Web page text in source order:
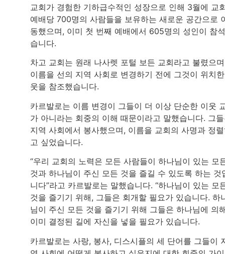
교회가 경험한 기하급수적인 성장으로 인해 3월에 교
예배당 700명의 사람들을 보유하는 새로운 공간으로
동했으며, 이미 첫 번째 예배에서 605명의 성인이 참
습니다.
차고 교회는 원래 나사렛 포털 보든 교회라고 불렸으
이름을 선의 지역 사회로 변경하기 전에 그것이 위치
웃을 참조했습니다.
카르발로는 이름 변경이 그들이 더 이상 단순한 이웃
가 아니라는 회중의 이해 때문이라고 말했습니다. 그
지역 사회에서 봉사했으며, 이름을 교회의 사명과 정
고 싶었습니다.
“우리 교회의 노력은 모든 사람들이 하나님이 있는 모
것과 하나님이 주신 모든 것을 즐길 수 있도록 하는 것
니다”라고 카르발로는 말했습니다. “하나님이 있는 모
것을 즐기기 위해, 그들은 회개할 필요가 있습니다. 하
님이 주신 모든 것을 즐기기 위해 그들은 하나님에 의
이미 결정된 길에 자신을 넣을 필요가 있습니다.
카르발로는 사랑, 봉사, 디스시플의 세 단어를 그들이